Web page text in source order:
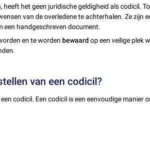
het geen juridische geldigheid als codicil.
van de overledene te achterhalen. Ze zijn
een handgeschreven document.
en te worden bewaard op een veilige plek
van een codicil?
codicil. Een codicil is een eenvoudige manier